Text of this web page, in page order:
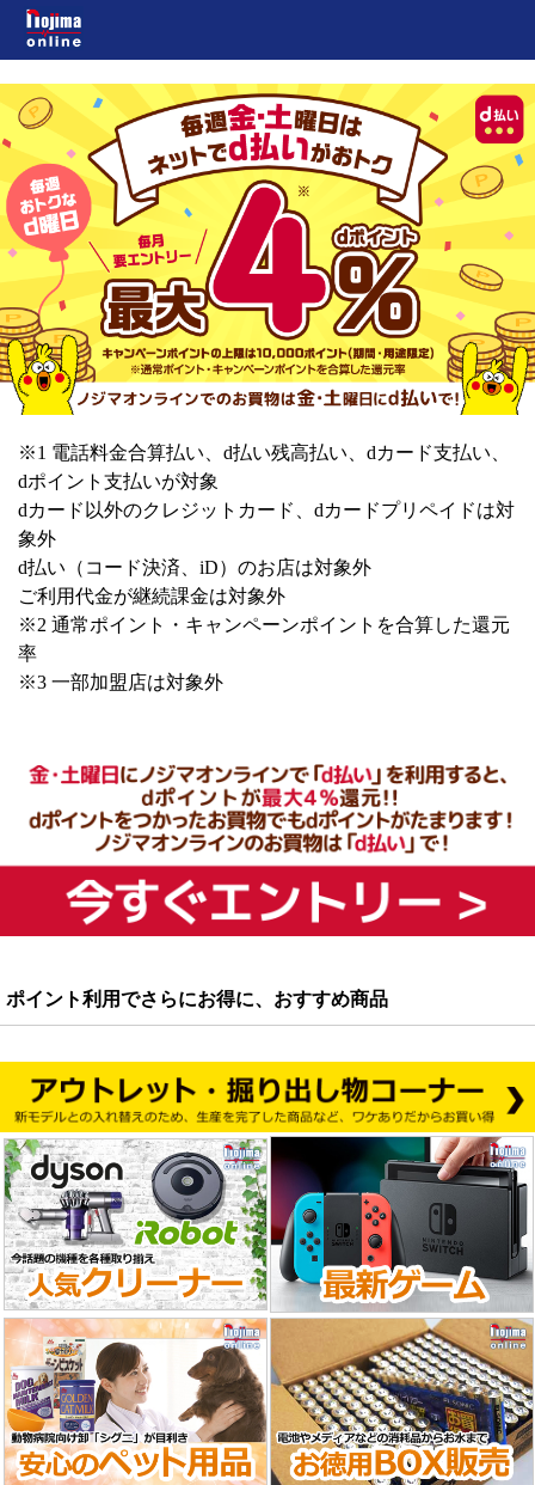
※1 電話料金合算払い、d払い残高払い、dカード支払い、
dポイント支払いが対象
dカード以外のクレジットカード、dカードプリペイドは対
象外
d払い（コード決済、iD）のお店は対象外
ご利用代金が継続課金は対象外
※2 通常ポイント・キャンペーンポイントを合算した還元
率
※3 一部加盟店は対象外
ポイント利用でさらにお得に、おすすめ商品